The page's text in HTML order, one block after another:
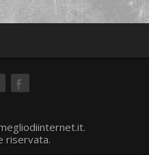
riservata.